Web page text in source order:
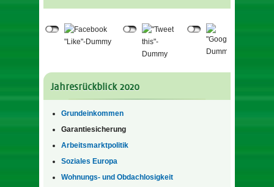
Jahresrückblick 2020
Grundeinkommen
Garantiesicherung
Arbeitsmarktpolitik
Soziales Europa
Wohnungs- und Obdachlosigkeit